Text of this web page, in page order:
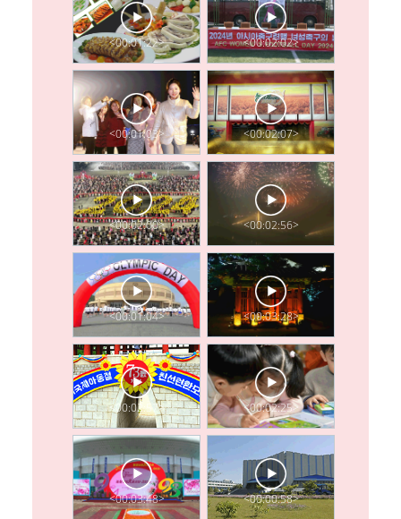
<00:02:02>
<00:01:22>
<00:02:07>
<00:01:03>
<00:02:56>
<00:02:00>
<00:03:28>
<00:01:04>
<00:02:25>
<00:02:57>
<00:00:58>
<00:03:48>